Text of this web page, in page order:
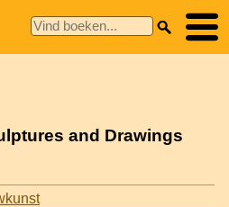
and Drawings